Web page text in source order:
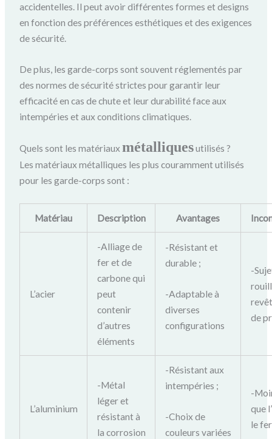
accidentelles. Il peut avoir différentes formes et designs
en fonction des préférences esthétiques et des exigences
de sécurité.
De plus, les garde-corps sont souvent réglementés par
des normes de sécurité strictes pour garantir leur
efficacité en cas de chute et leur durabilité face aux
intempéries et aux conditions climatiques.
Quels sont les matériauxmétalliquesutilisés ?
Les matériaux métalliques les plus couramment utilisés
pour les garde-corps sont :
Matériau Description Avantages
L’acier
-Alliage de
fer et de
carbone qui
peut
contenir
d’autres
éléments
-Résistant et
durable ;
-Adaptable à
diverses
configurations
-
de
L’aluminium
-Métal
léger et
résistant à
la corrosion
-Résistant aux
intempéries ;
-Choix de
couleurs variées
-
que
le fer